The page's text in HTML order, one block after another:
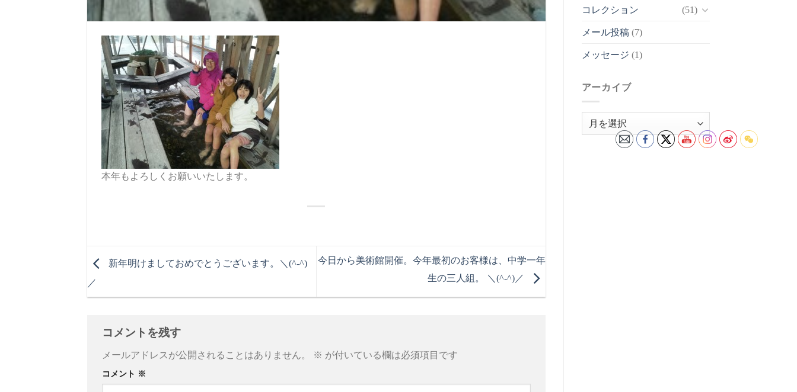
本年もよろしくお願いいたします。
新年明けましておめでとうございます。＼(^-^)
／
今日から美術館開催。今年最初のお客様は、中学一年
生の三人組。 ＼(^-^)／
コメントを残す
メールアドレスが公開されることはありません。 ※ が付いている欄は必須項目です
コメント ※
コレクション (51)
メール投稿(7)
メッセージ (1)
アーカイブ